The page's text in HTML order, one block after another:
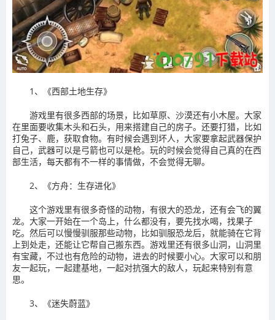
1、《西部土地生存》
游戏里有很多西部的场景，比如草原、沙漠还有小木屋。大家
在里面要收集木头和石头，用来搭建自己的房子。还要打猎，比如
打兔子、鹿，获取食物。有时候会遇到坏人，大家要拿起武器保护
自己，武器可以是弓箭也可以是枪。玩的时候会觉得自己真的在西
部生活，每天都有不一样的事情做，不会觉得无聊。
2、《方舟：生存进化》
这个游戏里有很多奇怪的动物，有很大的恐龙，还有会飞的翼
龙。大家一开始在一个岛上，什么都没有，要先找水喝，找果子
吃。然后可以慢慢驯服那些动物，比如驯服恐龙后，就能骑在它背
上到处走，还能让它帮自己搬东西。游戏里还有很多山洞，山洞里
有宝藏，不过也有危险的动物，进去的时候要小心。大家可以和朋
友一起玩，一起建基地，一起对抗强大的敌人，玩起来特别有意
思。
3、《迷失蔚蓝》